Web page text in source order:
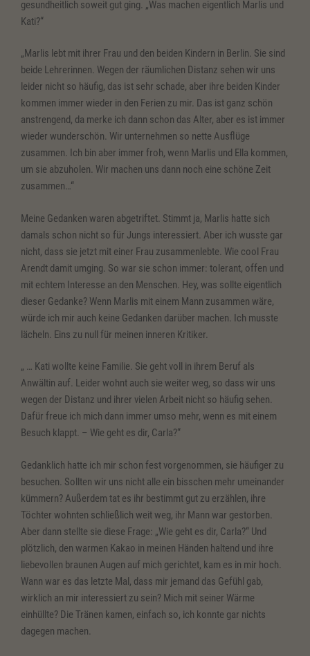
gesundheitlich soweit gut ging. „Was machen eigentlich Marlis und
Kati?“
„Marlis lebt mit ihrer Frau und den beiden Kindern in Berlin. Sie sind
beide Lehrerinnen. Wegen der räumlichen Distanz sehen wir uns
leider nicht so häufig, das ist sehr schade, aber ihre beiden Kinder
kommen immer wieder in den Ferien zu mir. Das ist ganz schön
anstrengend, da merke ich dann schon das Alter, aber es ist immer
wieder wunderschön. Wir unternehmen so nette Ausflüge
zusammen. Ich bin aber immer froh, wenn Marlis und Ella kommen,
um sie abzuholen. Wir machen uns dann noch eine schöne Zeit
zusammen…“
Meine Gedanken waren abgetriftet. Stimmt ja, Marlis hatte sich
damals schon nicht so für Jungs interessiert. Aber ich wusste gar
nicht, dass sie jetzt mit einer Frau zusammenlebte. Wie cool Frau
Arendt damit umging. So war sie schon immer: tolerant, offen und
mit echtem Interesse an den Menschen. Hey, was sollte eigentlich
dieser Gedanke? Wenn Marlis mit einem Mann zusammen wäre,
würde ich mir auch keine Gedanken darüber machen. Ich musste
lächeln. Eins zu null für meinen inneren Kritiker.
„ … Kati wollte keine Familie. Sie geht voll in ihrem Beruf als
Anwältin auf. Leider wohnt auch sie weiter weg, so dass wir uns
wegen der Distanz und ihrer vielen Arbeit nicht so häufig sehen.
Dafür freue ich mich dann immer umso mehr, wenn es mit einem
Besuch klappt. – Wie geht es dir, Carla?“
Gedanklich hatte ich mir schon fest vorgenommen, sie häufiger zu
besuchen. Sollten wir uns nicht alle ein bisschen mehr umeinander
kümmern? Außerdem tat es ihr bestimmt gut zu erzählen, ihre
Töchter wohnten schließlich weit weg, ihr Mann war gestorben.
Aber dann stellte sie diese Frage: „Wie geht es dir, Carla?“ Und
plötzlich, den warmen Kakao in meinen Händen haltend und ihre
liebevollen braunen Augen auf mich gerichtet, kam es in mir hoch.
Wann war es das letzte Mal, dass mir jemand das Gefühl gab,
wirklich an mir interessiert zu sein? Mich mit seiner Wärme
einhüllte? Die Tränen kamen, einfach so, ich konnte gar nichts
dagegen machen.